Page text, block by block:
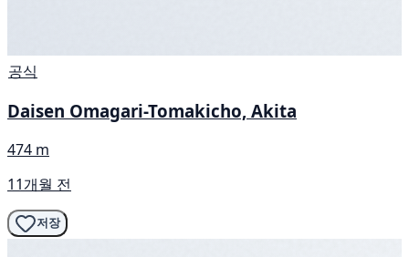
공식
Daisen Omagari-Tomakicho, Akita
474 m
11개월 전
저장